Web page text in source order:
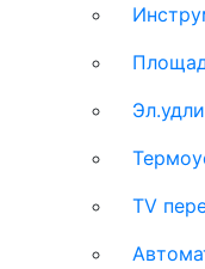
TV